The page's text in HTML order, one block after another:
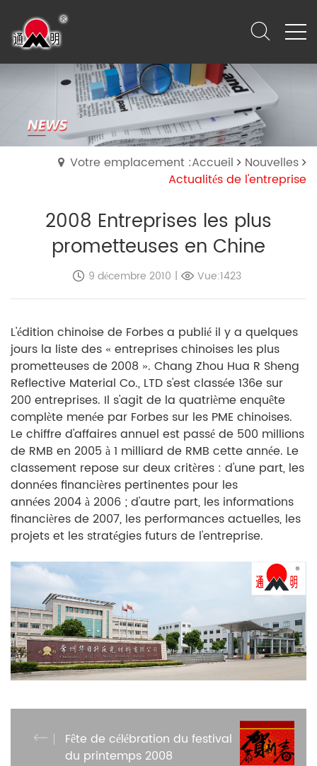
Votre emplacement :Accueil
Nouvelles
Actualités de l'entreprise
2008 Entreprises les plus
prometteuses en Chine
9 décembre 2010 | Vue:1423
L'édition chinoise de Forbes a publié il y a quelques
jours la liste des « entreprises chinoises les plus
prometteuses de 2008 ». Chang Zhou Hua R Sheng
Reflective Material Co., LTD s'est classée 136e sur
200 entreprises. Il s'agit de la quatrième enquête
complète menée par Forbes sur les PME chinoises.
Le chiffre d'affaires annuel est passé de 500 millions
de RMB en 2005 à 1 milliard de RMB cette année. Le
classement repose sur deux critères : d'une part, les
données financières pertinentes pour les
années 2004 à 2006 ; d'autre part, les informations
financières de 2007, les performances actuelles, les
projets et les stratégies futurs de l'entreprise.
Fête de célébration du festival
du printemps 2008